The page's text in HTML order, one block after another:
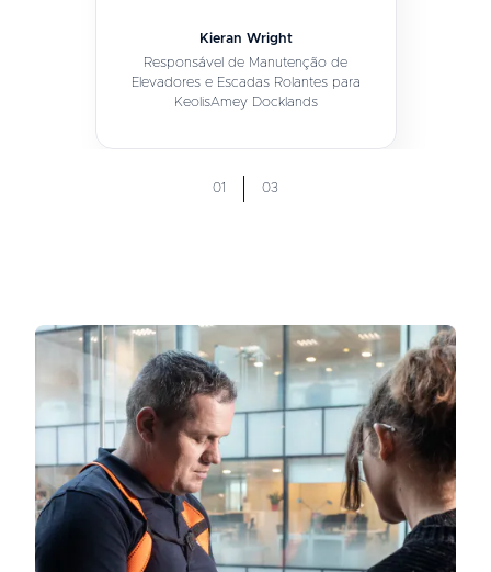
Kieran Wright
Responsável de Manutenção de
Elevadores e Escadas Rolantes para
KeolisAmey Docklands
01 03